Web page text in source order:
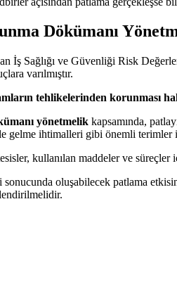
Dökümanı
İş Sağlığı ve Güvenliği Risk
varılmıştır.
tehlikelerinden korunması
yönetmelik kapsamında,
gelme ihtimalleri gibi önemli terimler
kullanılan maddeler ve
sonucunda oluşabilecek patlama